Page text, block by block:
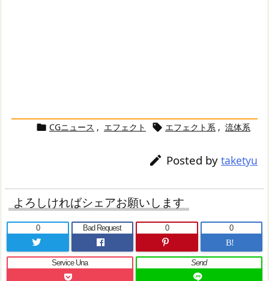
 CGニュース , エフェクト  エフェクト系 , 流体系
 Posted by taketyu
よろしければシェアお願いします
0 Bad Request
0
B!
0
Service Una Send